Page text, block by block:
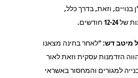
בנויים, וזאת, בדרך כלל,
חודשים.
מיטב דש: "לאחר בחינה מצאנו
הזדמנות עסקית וזאת לאור
למגורים והמחסור באשראי